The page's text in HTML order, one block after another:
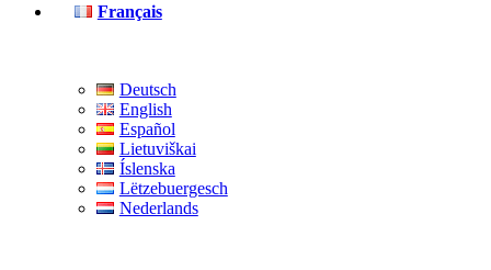
Français
Deutsch
English
Español
Lietuviškai
Íslenska
Lëtzebuergesch
Nederlands